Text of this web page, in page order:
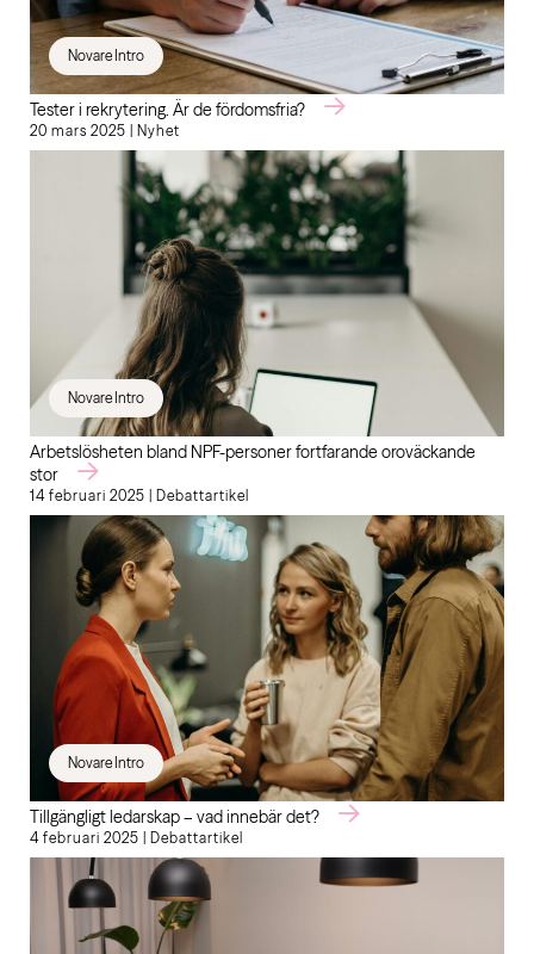
Novare Intro
Tester i rekrytering. Är de fördomsfria?
20 mars 2025 | Nyhet
Novare Intro
Arbetslösheten bland NPF-personer fortfarande oroväckande
stor
14 februari 2025 | Debattartikel
Novare Intro
Tillgängligt ledarskap – vad innebär det?
4 februari 2025 | Debattartikel